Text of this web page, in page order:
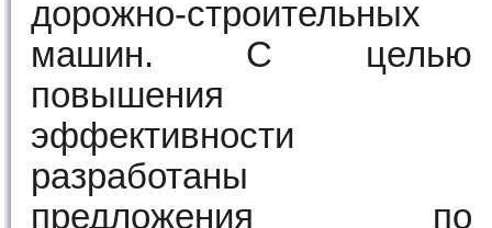
дорожно-строительных
машин. С целью
повышения
эффективности
разработаны
предложения по